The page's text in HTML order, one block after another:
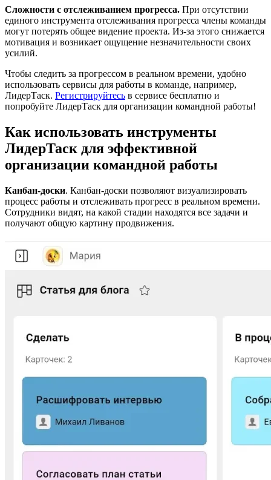
Сложности с отслеживанием прогресса. При отсутствии
единого инструмента отслеживания прогресса члены команды
могут потерять общее видение проекта. Из-за этого снижается
мотивация и возникает ощущение незначительности своих
усилий.
Чтобы следить за прогрессом в реальном времени, удобно
использовать сервисы для работы в команде, например,
ЛидерТаск. Регистрируйтесь в сервисе бесплатно и
попробуйте ЛидерТаск для организации командной работы!
Как использовать инструменты
ЛидерТаск для эффективной
организации командной работы
Канбан-доски. Канбан-доски позволяют визуализировать
процесс работы и отслеживать прогресс в реальном времени.
Сотрудники видят, на какой стадии находятся все задачи и
получают общую картину продвижения.